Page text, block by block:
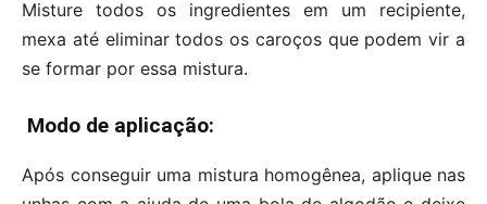
Misture todos os ingredientes em um recipiente,
mexa até eliminar todos os caroços que podem vir a
se formar por essa mistura.
Modo de aplicação:
Após conseguir uma mistura homogênea, aplique nas